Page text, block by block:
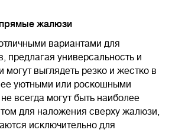
жалюзи
вариантами для
предлагая универсальность и
могут выглядеть резко и жестко в
уютными или роскошными
всегда могут быть наиболее
для наложения сверху жалюзи,
исключительно для